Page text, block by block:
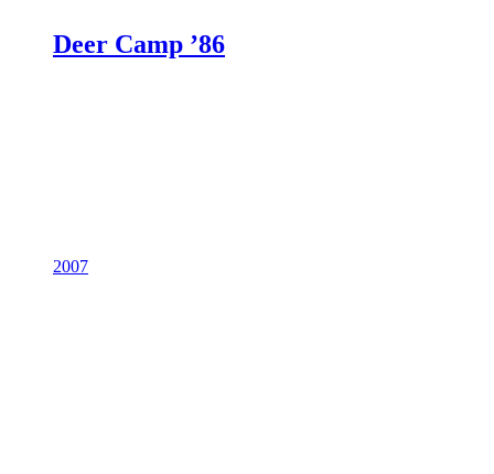
Deer Camp ’86
2007